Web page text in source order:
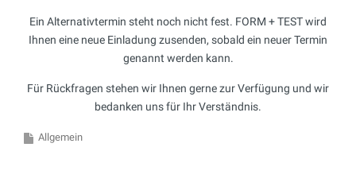
Ein Alternativtermin steht noch nicht fest. FORM + TEST wird
Ihnen eine neue Einladung zusenden, sobald ein neuer Termin
genannt werden kann.
Für Rückfragen stehen wir Ihnen gerne zur Verfügung und wir
bedanken uns für Ihr Verständnis.
Allgemein